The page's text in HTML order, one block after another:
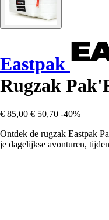
Eastpak
Rugzak
€ 85,00 € 50,70 -40%
Ontdek de rugzak Eastpak
je dagelijkse avonturen,